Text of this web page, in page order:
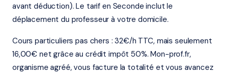
avant déduction). Le tarif en Seconde inclut le
déplacement du professeur à votre domicile.
Cours particuliers pas chers : 32€/h TTC, mais seulement
16,00€ net grâce au crédit impôt 50%. Mon-prof.fr,
organisme agréé, vous facture la totalité et vous avancez